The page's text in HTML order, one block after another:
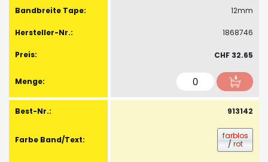
12mm
1868746
CHF 32.65
913142
farblos
/rot